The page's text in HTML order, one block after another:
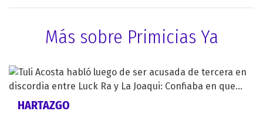
Más sobre Primicias Ya
HARTAZGO